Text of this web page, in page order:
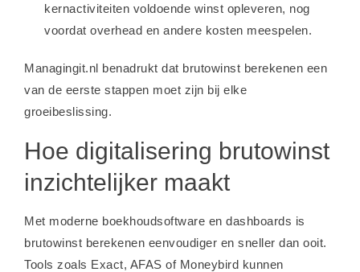
kernactiviteiten voldoende winst opleveren, nog
voordat overhead en andere kosten meespelen.
Managingit.nl benadrukt dat brutowinst berekenen een
van de eerste stappen moet zijn bij elke
groeibeslissing.
Hoe digitalisering brutowinst
inzichtelijker maakt
Met moderne boekhoudsoftware en dashboards is
brutowinst berekenen eenvoudiger en sneller dan ooit.
Tools zoals Exact, AFAS of Moneybird kunnen